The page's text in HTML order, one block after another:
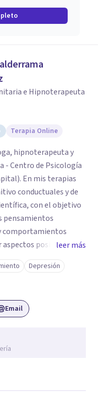
e Hipnoterapeuta
Terapia Online
hipnoterapeuta y
- Centro de Psicología
conductuales y de
con el objetivo
pensamientos
comportamientos
aspectos positivos,
objetivos son los
que buscas, siendo
diferente y por ello
evaluación para
clínica, como
la primera sesión.
leer más
Depresión
Email